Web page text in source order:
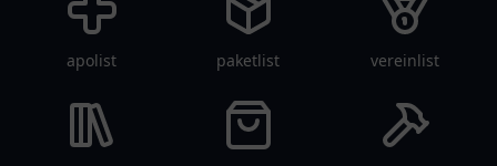
apolist paketlist vereinlist